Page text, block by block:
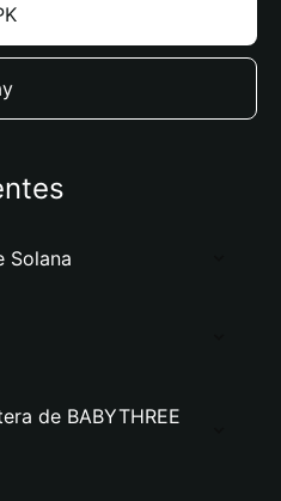
Solana
de BABYTHREE